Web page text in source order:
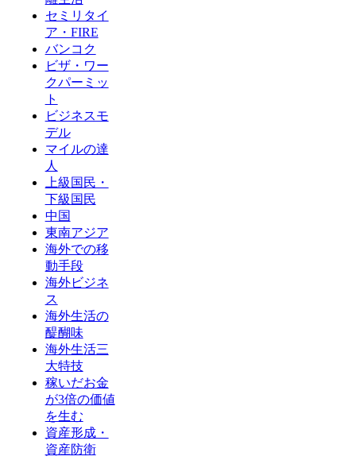
セミリタイ
ア・FIRE
バンコク
ビザ・ワー
クパーミッ
ト
ビジネスモ
デル
マイルの達
人
上級国民・
下級国民
中国
東南アジア
海外での移
動手段
海外ビジネ
ス
海外生活の
醍醐味
海外生活三
大特技
稼いだお金
が3倍の価値
を生む
資産形成・
資産防衛